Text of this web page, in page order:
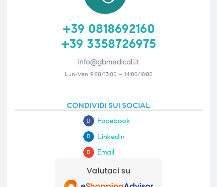
+39 0818692160
+39 3358726975
info@gbmedicali.it
Lun-Ven 9:00/13:00 – 14:00/18:00
CONDIVIDI SUI SOCIAL
Facebook
Linkedin
Email